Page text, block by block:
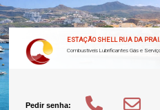
ESTAÇÃO SHELL RUA DA
Combustíveis Lubrificantes Gás e
Pedir senha: